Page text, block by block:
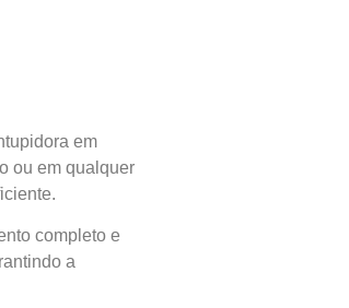
em
ou em qualquer
completo e
a